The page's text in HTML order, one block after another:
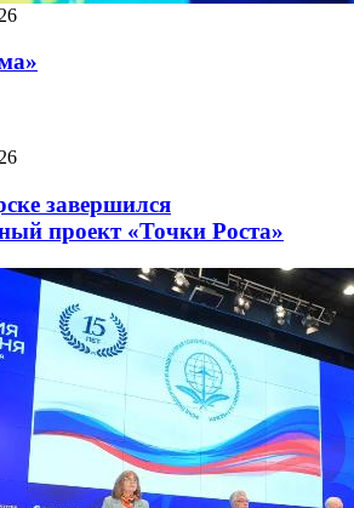
завершился
проект «Точки Роста»